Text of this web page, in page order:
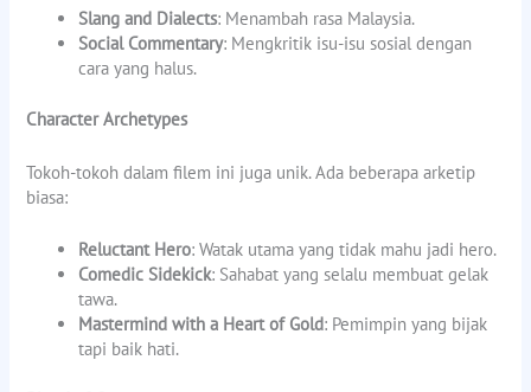
Slang and Dialects: Menambah rasa Malaysia.
Social Commentary: Mengkritik isu-isu sosial dengan
cara yang halus.
Character Archetypes
Tokoh-tokoh dalam filem ini juga unik. Ada beberapa arketip
biasa:
Reluctant Hero: Watak utama yang tidak mahu jadi hero.
Comedic Sidekick: Sahabat yang selalu membuat gelak
tawa.
Mastermind with a Heart of Gold: Pemimpin yang bijak
tapi baik hati.